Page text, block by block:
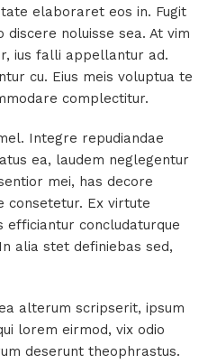
elaboraret eos in. Fugit
discere noluisse sea. At vim
ius falli appellantur ad.
cu. Eius meis voluptua te
complectitur.
Integre repudiandae
ea, laudem neglegentur
mei, has decore
consetetur. Ex virtute
concludaturque
alia stet definiebas sed,
alterum scripserit, ipsum
lorem eirmod, vix odio
deserunt theophrastus.